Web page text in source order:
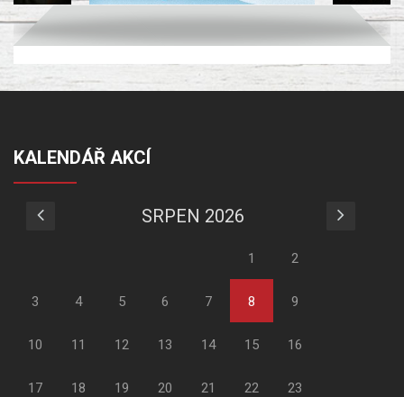
KALENDÁŘ AKCÍ
SRPEN 2026
1 2
3 4 5 6 7 8 9
10 11 12 13 14 15 16
17 18 19 20 21 22 23